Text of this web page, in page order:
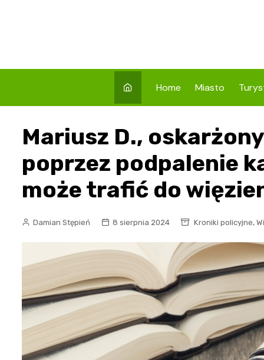
Home Miasto
Mariusz D.,
poprzez podpalenie
może trafić do
Damian Stępień 8 sierpnia 2024 Kroniki policyjne,